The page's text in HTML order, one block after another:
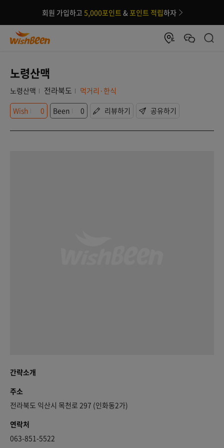
회원 가입하고 5,000포인트 &포인트 적립하자
노령산맥
노령산맥 전라북도
먹거리·한식
Wish
0 Been 0 리뷰하기 공유하기
간략소개
주소
전라북도 익산시 목천로 297 (인화동2가)
연락처
063-851-5522